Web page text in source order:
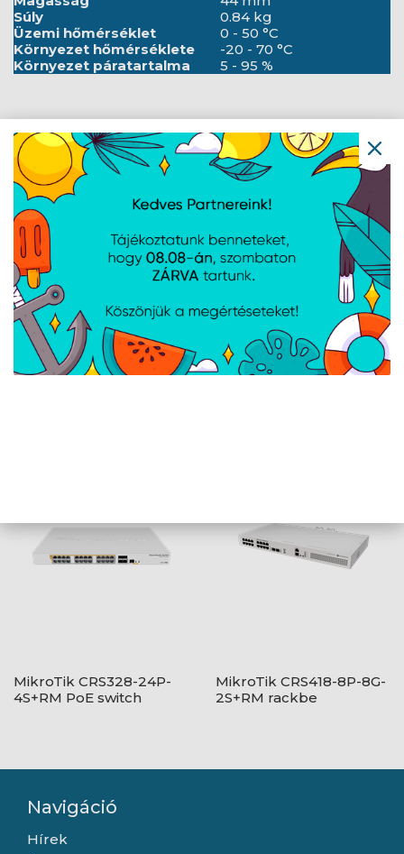
Súly
0.84 kg
Üzemi hőmérséklet
0 - 50 °C
Környezet hőmérséklete
-20 - 70 °C
Környezet páratartalma
5 - 95 %
AJÁNLATUNKBÓL
MikroTik CRS328-24P-
4S+RM PoE switch
MikroTik CRS418-8P-8G-
2S+RM rackbe
Navigáció
Hírek